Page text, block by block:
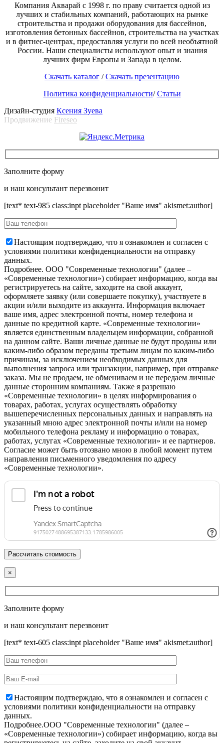
Компания Акварай с 1998 г. по праву считается одной из
лучших и стабильных компаний, работающих на рынке
строительства и продажи оборудования для бассейнов,
изготовления бетонных бассейнов, строительства на участках
и в фитнес-центрах, предоставляя услуги по всей необъятной
России. Наши специалисты используют опыт и знания
лучших фирм Европы и Запада в целом.
Скачать каталог / Скачать презентацию
Политика конфиденциальности/Статьи
Дизайн-студия Ксения Зуева
Продвижение Fireseo
Заполните форму
и наш консультант перезвонит
[text* text-985 class:inpt placeholder "Ваше имя" akismet:author]
Настоящим подтверждаю, что я ознакомлен и согласен с
условиями политики конфиденциальности на отправку
данных.
Подробнее. OOO "Современные технологии" (далее –
«Современные технологии») собирает информацию, когда вы
регистрируетесь на сайте, заходите на свой аккаунт,
оформляете заявку (или совершаете покупку), участвуете в
акции и/или выходите из аккаунта. Информация включает
ваше имя, адрес электронной почты, номер телефона и
данные по кредитной карте. «Современные технологии»
является единственным владельцем информации, собранной
на данном сайте. Ваши личные данные не будут проданы или
каким-либо образом переданы третьим лицам по каким-либо
причинам, за исключением необходимых данных для
выполнения запроса или транзакции, например, при отправке
заказа. Мы не продаем, не обмениваем и не передаем личные
данные сторонним компаниям. Также я разрешаю
«Современные технологии» в целях информирования о
товарах, работах, услугах осуществлять обработку
вышеперечисленных персональных данных и направлять на
указанный мною адрес электронной почты и/или на номер
мобильного телефона рекламу и информацию о товарах,
работах, услугах «Современные технологии» и ее партнеров.
Согласие может быть отозвано мною в любой момент путем
направления письменного уведомления по адресу
«Современные технологии».
×
Заполните форму
и наш консультант перезвонит
[text* text-605 class:inpt placeholder "Ваше имя" akismet:author]
Настоящим подтверждаю, что я ознакомлен и согласен с
условиями политики конфиденциальности на отправку
данных.
Подробнее.OOO "Современные технологии" (далее –
«Современные технологии») собирает информацию, когда вы